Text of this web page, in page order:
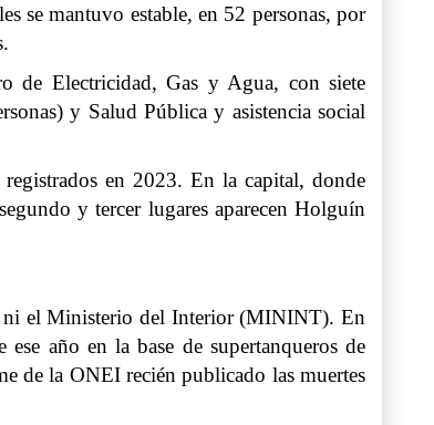
se mantuvo estable, en 52 personas, por
de Electricidad, Gas y Agua, con siete
y Salud Pública y asistencia social
en 2023. En la capital, donde
y tercer lugares aparecen Holguín
ni el Ministerio del Interior (MININT). En
año en la base de supertanqueros de
de la ONEI recién publicado las muertes